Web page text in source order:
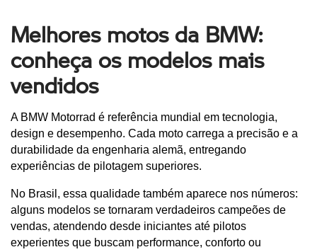
Melhores motos da BMW:
conheça os modelos mais
vendidos
A BMW Motorrad é referência mundial em tecnologia,
design e desempenho. Cada moto carrega a precisão e a
durabilidade da engenharia alemã, entregando
experiências de pilotagem superiores.
No Brasil, essa qualidade também aparece nos números:
alguns modelos se tornaram verdadeiros campeões de
vendas, atendendo desde iniciantes até pilotos
experientes que buscam performance, conforto ou